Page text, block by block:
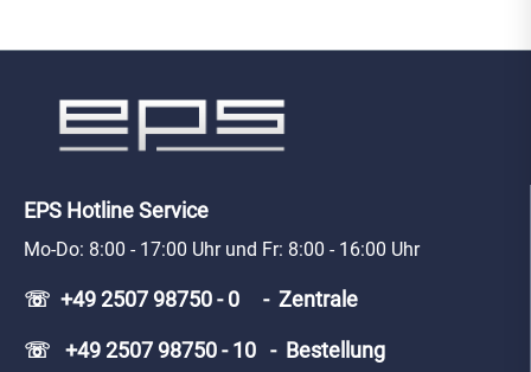
EPS Hotline Service
Mo-Do: 8:00 - 17:00 Uhr und Fr: 8:00 - 16:00 Uhr
☏ +49 2507 98750 - 0 - Zentrale
☏ +49 2507 98750 - 10 - Bestellung